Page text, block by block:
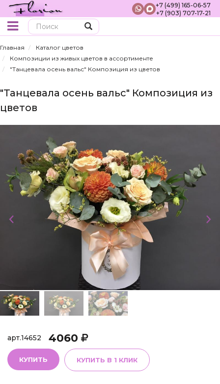
+7 (499) 165-06-57
+7 (903) 707-17-21
Главная
Каталог цветов
Композиции из живых цветов в ассортименте
"Танцевала осень вальс" Композиция из цветов
"Танцевала осень вальс" Композиция из
цветов
арт.14652 4060
КУПИТЬ КУПИТЬ В 1 КЛИК